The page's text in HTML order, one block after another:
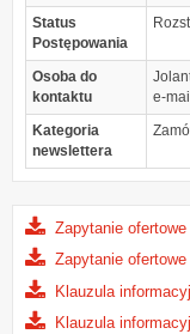
Status
Postępowania
Osoba do
kontaktu
e-
Kategoria
newslettera
Zapytanie
Zapytanie
Klauzula
Klauzula